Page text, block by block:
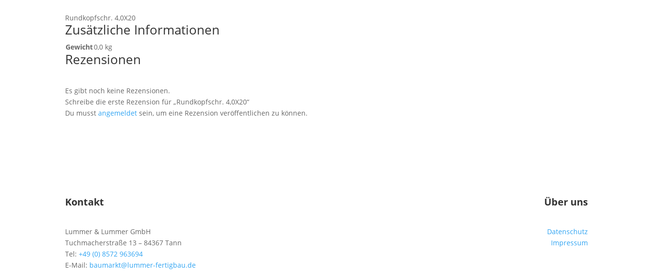
Rundkopfschr. 4,0X20
Zusätzliche Informationen
Gewicht0,0 kg
Rezensionen
Es gibt noch keine Rezensionen.
Schreibe die erste Rezension für „Rundkopfschr. 4,0X20“
Du musstangemeldet sein, um eine Rezension veröffentlichen zu können.
Kontakt
Lummer & Lummer GmbH
Tuchmacherstraße 13 – 84367 Tann
Tel:+49 (0) 8572 963694
E-Mail: baumarkt@lummer-fertigbau.de
Über uns
Datenschutz
Impressum